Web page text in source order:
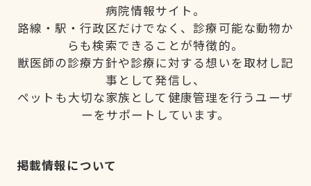
病院情報サイト。
路線・駅・行政区だけでなく、診療可能な動物か
らも検索できることが特徴的。
獣医師の診療方針や診療に対する想いを取材し記
事として発信し、
ペットも大切な家族として健康管理を行うユーザ
ーをサポートしています。
掲載情報について